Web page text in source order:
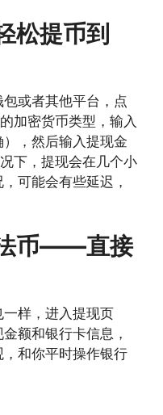
提币到
或者其他平台，点
加密货币类型，输入
，然后输入提现金
下，提现会在几个小
可能会有些延迟，
币——直接
样，进入提现页
额和银行卡信息，
和你平时操作银行